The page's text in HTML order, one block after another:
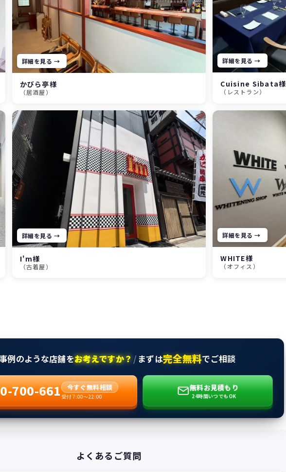
詳細を見る →
かびら亭様
（居酒屋）
詳細を見る →
Cuisine Sibata様
（レストラン）
詳細を見る →
I'm様
（古着屋）
詳細を見る →
WHITE様
（オフィス）
例のような店舗をお考えですか？ / まずは完全無料でご相談
700-661 今すぐ無料相談
受付 7:00〜22:00
無料お見積もり
24時間いつでもOK
よくあるご質問